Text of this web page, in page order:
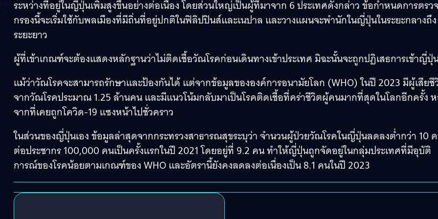
ระหว่างที่อยู่ในญี่ปุ่นเพิ่มสูงขึ้นอย่างต่อเนื่อง โดยส่วนใหญ่เป็นผู้ที่มาจาก 6 ประเทศดังกล่าว ข้อกำหนดการตรว
กรองนี้จะเริ่มใช้กับพลเมืองที่มีถิ่นที่อยู่ปกติในฟิลิปปินส์และเนปาล และวางแผนจะพำนักในญี่ปุ่นในระยะกลางถึง
ระยะยาว
ผู้ที่เข้าเกณฑ์จะต้องแสดงหลักฐานว่าไม่ติดเชื้อวัณโรคก่อนเดินทางเข้าประเทศ มิฉะนั้นจะถูกปฏิเสธการเข้าญี่ปุ่
แม้ว่าวัณโรคจะสามารถรักษาและป้องกันได้ แต่จากข้อมูลขององค์การอนามัยโลก (WHO) ในปี 2023 มีผู้เสียชี
จากวัณโรคประมาณ 1.25 ล้านคน และมีแนวโน้มกลับมาเป็นโรคติดเชื้อที่คร่าชีวิตผู้คนมากที่สุดในโลกอีกครั้ง
จากที่เคยถูกโควิด-19 แซงหน้าไปชั่วคราว
ในส่วนของญี่ปุ่นเอง ข้อมูลล่าสุดจากกระทรวงสาธารณสุขระบุว่า จำนวนผู้ป่วยวัณโรคในญี่ปุ่นลดลงต่ำกว่า 10
ต่อประชากร 100,000 คนเป็นครั้งแรกในปี 2021 โดยอยู่ที่ 9.2 คน ทำให้ญี่ปุ่นถูกจัดอยู่ในกลุ่มประเทศที่มีอุบัติ
การณ์ของโรคน้อยตามเกณฑ์ของ WHO และอัตรานี้ยังคงลดลงต่อเนื่องเป็น 8.1 คนในปี 2023